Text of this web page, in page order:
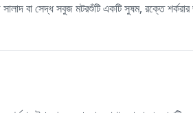
বা সেদ্ধ সবুজ মটরশুঁটি একটি সুষম, রক্তে